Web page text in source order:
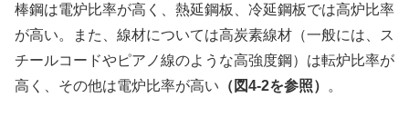
棒鋼は電炉比率が高く、熱延鋼板、冷延鋼板では高炉比率
が高い。また、線材については高炭素線材（一般には、ス
チールコードやピアノ線のような高強度鋼）は転炉比率が
高く、その他は電炉比率が高い （図4-2を参照） 。